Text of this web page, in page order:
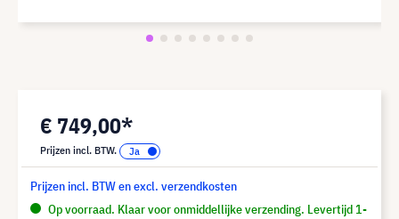
€ 749,00*
Prijzen incl. BTW.
Prijzen incl. BTW en excl. verzendkosten
Op voorraad. Klaar voor onmiddellijke verzending. Levertijd 1-